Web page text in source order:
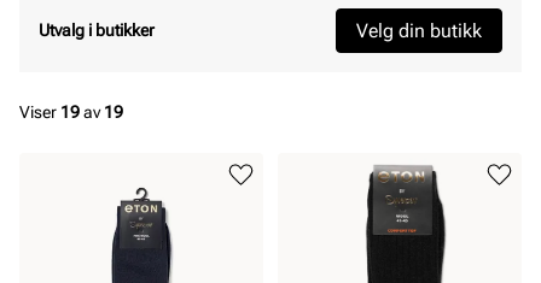
Utvalg i butikker Velg din butikk
Viser 19av19